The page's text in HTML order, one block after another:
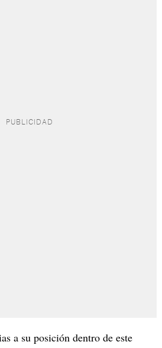
a su posición dentro de este